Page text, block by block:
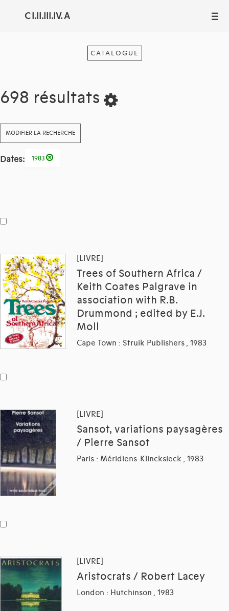
C I.II.III.IV. A III
CATALOGUE
698 résultats
MODIFIER LA RECHERCHE
Dates: 1983
[LIVRE]
Trees of Southern Africa /
Keith Coates Palgrave in
association with R.B.
Drummond ; edited by E.J.
Moll
Cape Town : Struik Publishers , 1983
[LIVRE]
Sansot, variations paysagères
/ Pierre Sansot
Paris : Méridiens-Klincksieck , 1983
[LIVRE]
Aristocrats / Robert Lacey
London : Hutchinson , 1983